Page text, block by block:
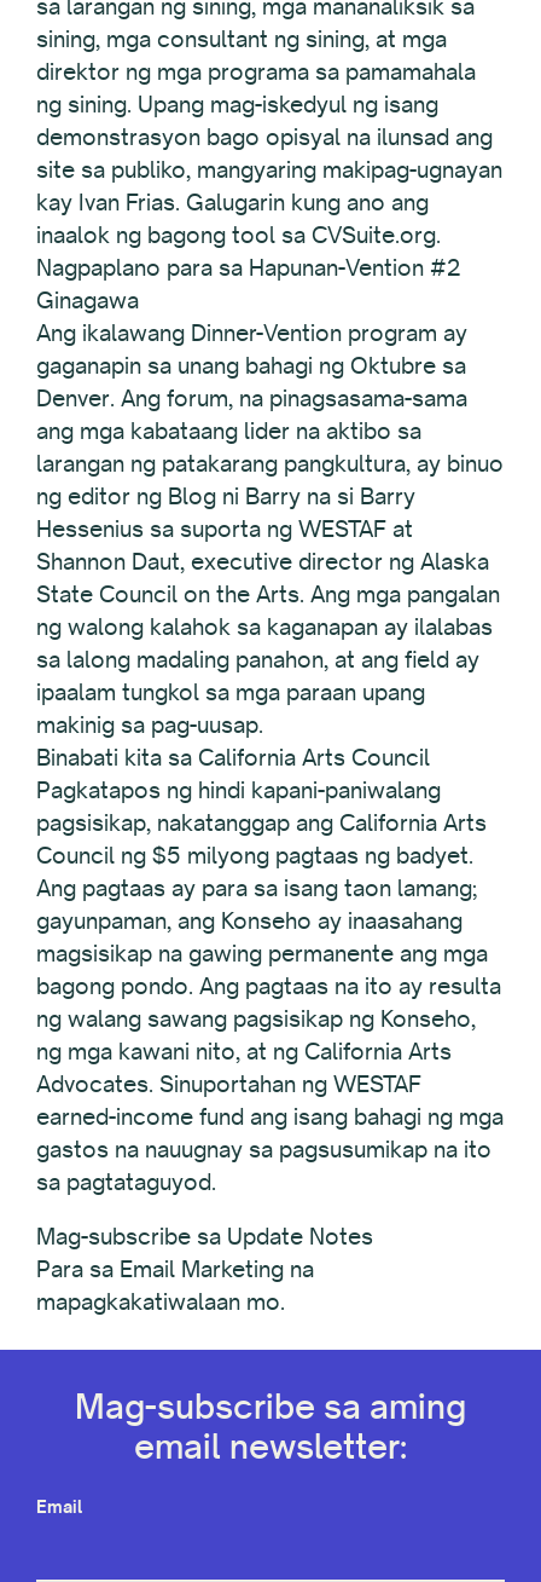
sa larangan ng sining, mga mananaliksik sa
sining, mga consultant ng sining, at mga
direktor ng mga programa sa pamamahala
ng sining. Upang mag-iskedyul ng isang
demonstrasyon bago opisyal na ilunsad ang
site sa publiko, mangyaring makipag-ugnayan
kay Ivan Frias. Galugarin kung ano ang
inaalok ng bagong tool sa CVSuite.org.
Nagpaplano para sa Hapunan-Vention #2
Ginagawa
Ang ikalawang Dinner-Vention program ay
gaganapin sa unang bahagi ng Oktubre sa
Denver. Ang forum, na pinagsasama-sama
ang mga kabataang lider na aktibo sa
larangan ng patakarang pangkultura, ay binuo
ng editor ng Blog ni Barry na si Barry
Hessenius sa suporta ng WESTAF at
Shannon Daut, executive director ng Alaska
State Council on the Arts. Ang mga pangalan
ng walong kalahok sa kaganapan ay ilalabas
sa lalong madaling panahon, at ang field ay
ipaalam tungkol sa mga paraan upang
makinig sa pag-uusap.
Binabati kita sa California Arts Council
Pagkatapos ng hindi kapani-paniwalang
pagsisikap, nakatanggap ang California Arts
Council ng $5 milyong pagtaas ng badyet.
Ang pagtaas ay para sa isang taon lamang;
gayunpaman, ang Konseho ay inaasahang
magsisikap na gawing permanente ang mga
bagong pondo. Ang pagtaas na ito ay resulta
ng walang sawang pagsisikap ng Konseho,
ng mga kawani nito, at ng California Arts
Advocates. Sinuportahan ng WESTAF
earned-income fund ang isang bahagi ng mga
gastos na nauugnay sa pagsusumikap na ito
sa pagtataguyod.
Mag-subscribe sa Update Notes
Para sa Email Marketing na
mapagkakatiwalaan mo.
Mag-subscribe sa aming
email newsletter:
Email